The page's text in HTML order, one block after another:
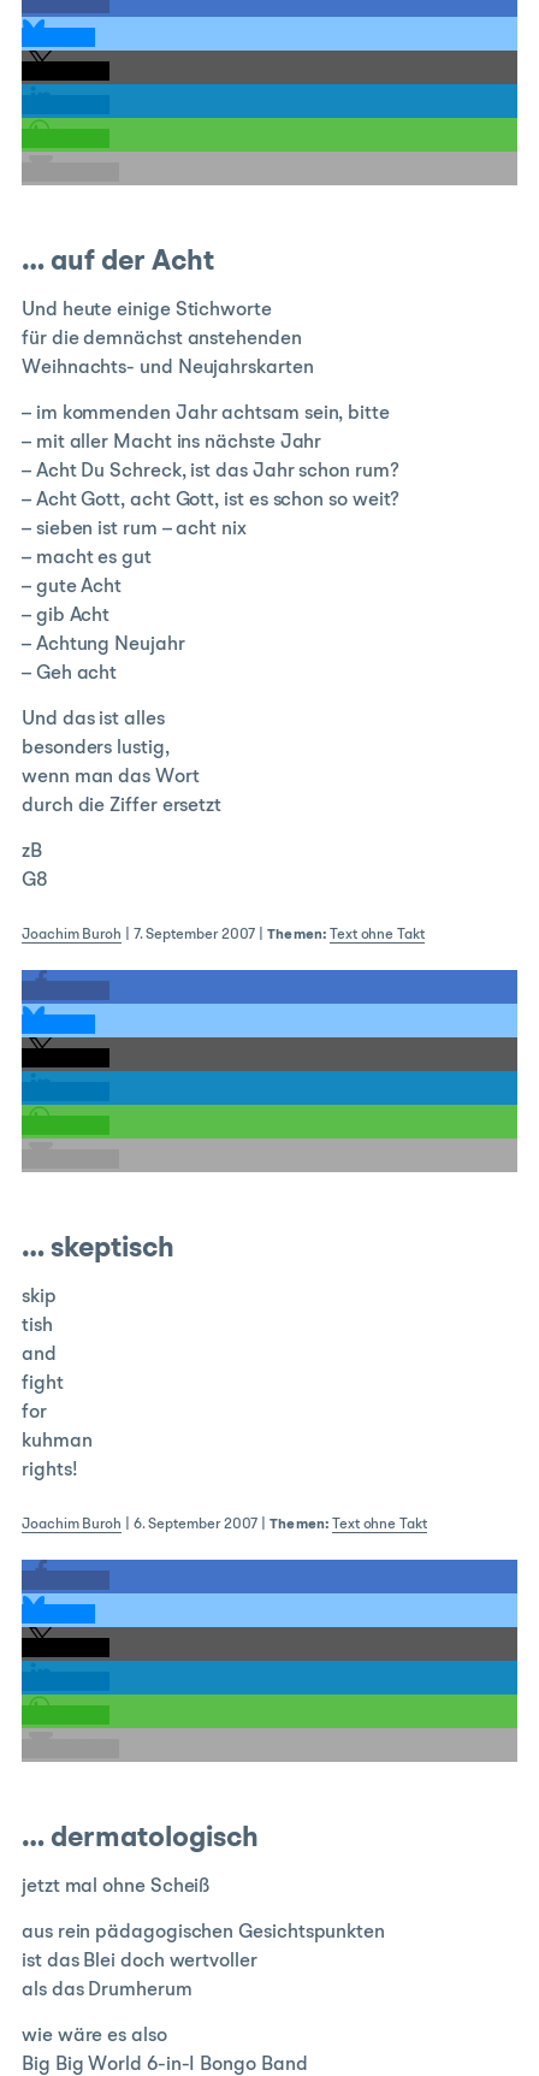
… auf der Acht
Und heute einige Stichworte
für die demnächst anstehenden
Weihnachts- und Neujahrskarten
– im kommenden Jahr achtsam sein, bitte
– mit aller Macht ins nächste Jahr
– Acht Du Schreck, ist das Jahr schon rum?
– Acht Gott, acht Gott, ist es schon so weit?
– sieben ist rum – acht nix
– macht es gut
– gute Acht
– gib Acht
– Achtung Neujahr
– Geh acht
Und das ist alles
besonders lustig,
wenn man das Wort
durch die Ziffer ersetzt
zB
G8
Joachim Buroh 7. September 2007 |Themen: Text ohne Takt
… skeptisch
skip
tish
and
fight
for
kuhman
rights!
Joachim Buroh 6. September 2007 |Themen: Text ohne Takt
… dermatologisch
jetzt mal ohne Scheiß
aus rein pädagogischen Gesichtspunkten
ist das Blei doch wertvoller
als das Drumherum
wie wäre es also
Big Big World 6-in-I Bongo Band